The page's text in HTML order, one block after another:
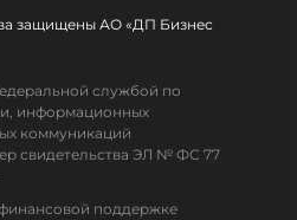
защищены АО «ДП Бизнес
службой по
информационных
коммуникаций
свидетельства ЭЛ № ФС 77
поддержке